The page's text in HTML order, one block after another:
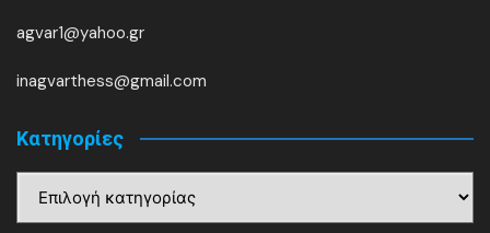
agvar1@yahoo.gr
inagvarthess@gmail.com
Kατηγορίες